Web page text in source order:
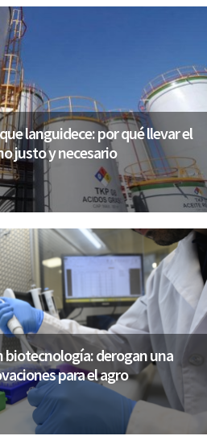
languidece: por qué llevar el
justo y necesario
derogan una
para el agro